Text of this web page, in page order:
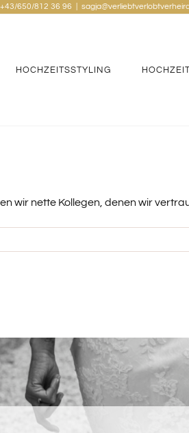
650/812 36 96
HOCHZEITSSTYLING
wir nette Kollegen, denen wir